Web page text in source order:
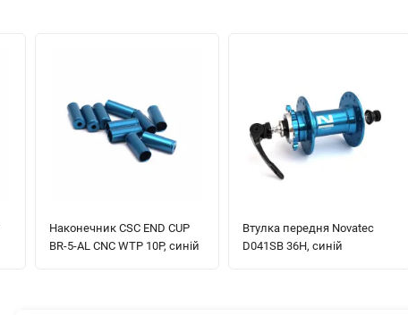
Наконечник CSC END CUP
BR-5-AL CNC WTP 10P, синій
Втулка передня Novatec
D041SB 36H, синій